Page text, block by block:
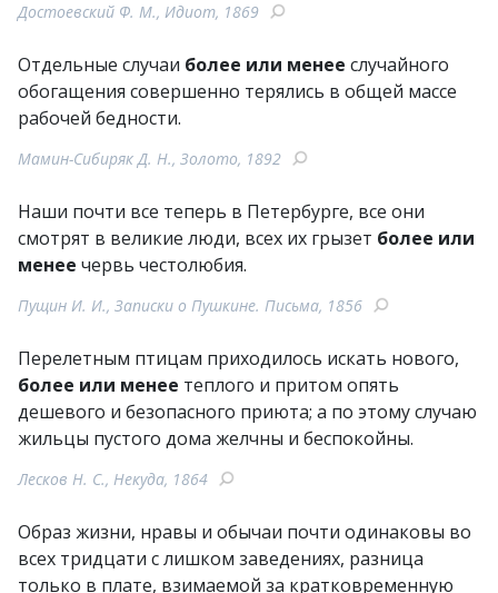
Достоевский Ф. М., Идиот, 1869
Отдельные случаи более или менее случайного
обогащения совершенно терялись в общей массе
рабочей бедности.
Мамин-Сибиряк Д. Н., Золото, 1892
Наши почти все теперь в Петербурге, все они
смотрят в великие люди, всех их грызет более или
менее червь честолюбия.
Пущин И. И., Записки о Пушкине. Письма, 1856
Перелетным птицам приходилось искать нового,
более или менее теплого и притом опять
дешевого и безопасного приюта; а по этому случаю
жильцы пустого дома желчны и беспокойны.
Лесков Н. С., Некуда, 1864
Образ жизни, нравы и обычаи почти одинаковы во
всех тридцати с лишком заведениях, разница
только в плате, взимаемой за кратковременную